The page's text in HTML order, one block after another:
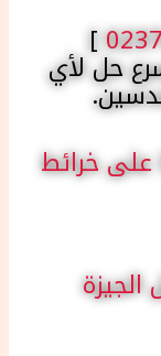
]
حل لأي
خرائط